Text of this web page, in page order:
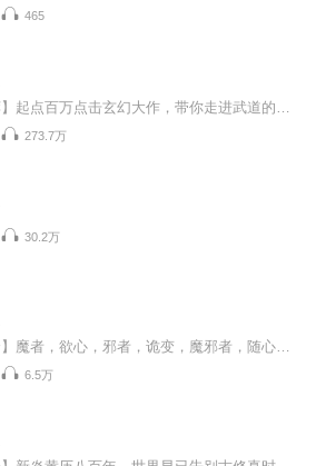
465
273.7万
30.2万
6.5万